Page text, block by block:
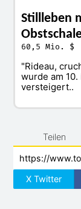
Stillleben
60,5 Mio. $
"Rideau,
wurde am
versteigert..
Teilen
X Twitter